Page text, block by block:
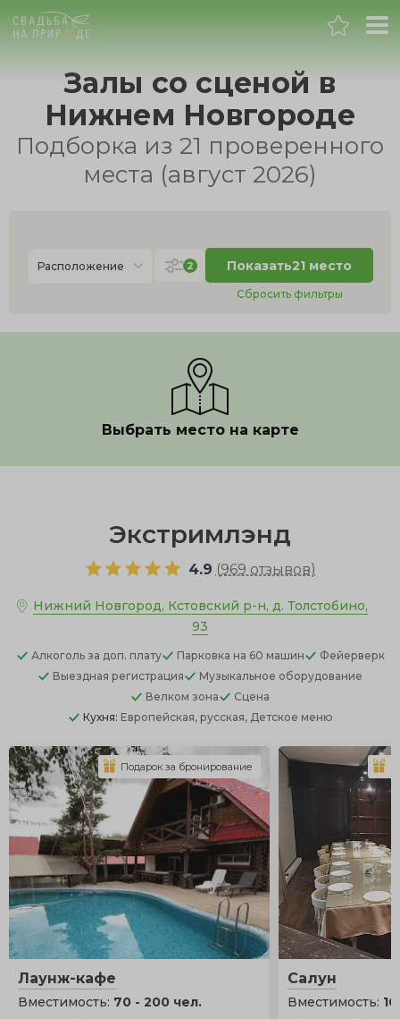
Нижний Новгород
Банкет
Свадьба
Выпускной
Новогодний корпоратив
Залы со сценой в
Нижнем Новгороде
Подборка из 21 проверенного
местa (август 2026)
Расположение 2 Показать21 место
Сбросить фильтры
Выбрать место на карте
Экстримлэнд
4.9 (969 отзывов)
Нижний Новгород, Кстовский р-н, д. Толстобино,
93
Алкоголь за доп. плату Парковка на 60 машин
Фейерверк
Выездная регистрация
Музыкальное оборудование
Велком зона
Сцена
Кухня: Европейская, русская, Детское меню
Лаунж-кафе
Вместимость: 70 - 200 чел.
Подарок за бронирование
Салун
Вместимость: